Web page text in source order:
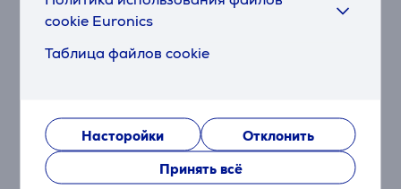
cookie Euronics
Таблица файлов cookie
Насторойки
Отклонить
Принять всё
Емкая батарея мощностью 10 000 мАч
Незачем прекращать веселье. Благодаря
смарт-устройства посредством USB-интерфейса.
* Реальное время воспроизведения зависит от
громкости музыки и особенностей звучания.